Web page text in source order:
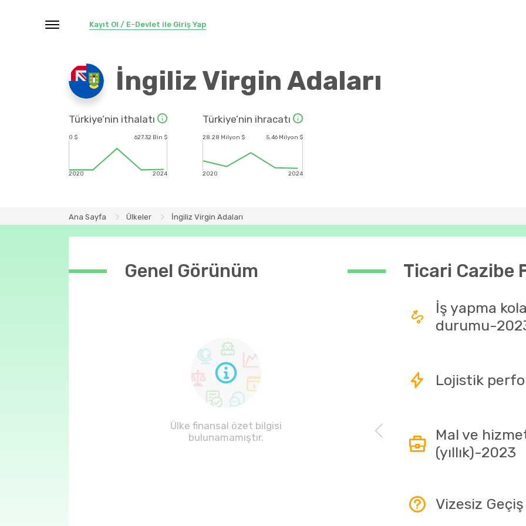
Kayıt Ol / E-Devlet ile Giriş Yap
İngiliz Virgin Adaları
Türkiye’nin ithalatı
0 $
2020
627.32 Bin $
2024
Türkiye’nin ihracatı
28.28 Milyon $
2020
5.46 Milyon $
2024
Ana Sayfa Ülkeler İngiliz Virgin Adaları
Genel Görünüm
Ülke finansal özet bilgisi
bulunamamıştır.
Ticari Cazibe
İş yapma
durumu-
Lojistik
Mal ve
(yıllık)-2023
Vizesiz Geçiş